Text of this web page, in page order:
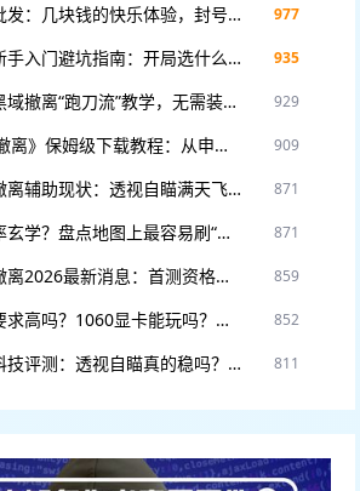
黑域撤离黑号批发：几块钱的快乐体验，封号不心疼，暴力测试专用！ 977
【黑域撤离】新手入门避坑指南：开局选什么职业？这3个错误千万别犯！ 935
零氪党福音！黑域撤离“跑刀流”教学，无需装备也能把把血赚撤离。 929
《PUBG: 黑域撤离》保姆级下载教程：从申请资格到进入游戏，看这一篇就够了！ 909
绝地求生黑域撤离辅助现状：透视自瞄满天飞？教你如何安全“科技”防封。 871
黑域撤离出金率玄学？盘点地图上最容易刷“大金”的5个隐藏点位！ 871
绝地求生黑域撤离2026最新消息：首测资格如何申请？官网预约入口在此。 859
黑域撤离配置要求高吗？1060显卡能玩吗？老电脑流畅运行设置教程。 852
黑域撤离辅助科技评测：透视自瞄真的稳吗？DMA硬件挂和软件挂怎么选 811